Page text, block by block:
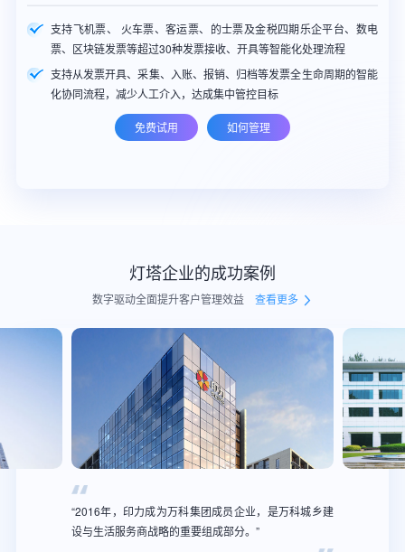
支持飞机票、 火车票、客运票、的士票及金税四期乐企平台、数电
票、区块链发票等超过30种发票接收、开具等智能化处理流程
支持从发票开具、采集、入账、报销、归档等发票全生命周期的智能
化协同流程，减少人工介入，达成集中管控目标
免费试用 如何管理
灯塔企业的成功案例
数字驱动全面提升客户管理效益 查看更多
“2016年，印力成为万科集团成员企业，是万科城乡建
设与生活服务商战略的重要组成部分。”